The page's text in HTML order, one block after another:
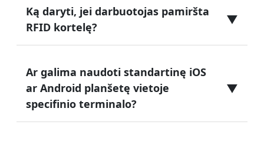
Ką daryti, jei darbuotojas pamiršta
RFID kortelę?
▼
Ar galima naudoti standartinę iOS
ar Android planšetę vietoje
specifinio terminalo?
▼